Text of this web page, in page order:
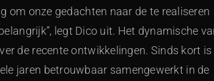
om onze gedachten naar de te realiseren
legt Dico uit. Het dynamische
de recente ontwikkelingen. Sinds kort is
jaren betrouwbaar samengewerkt in de